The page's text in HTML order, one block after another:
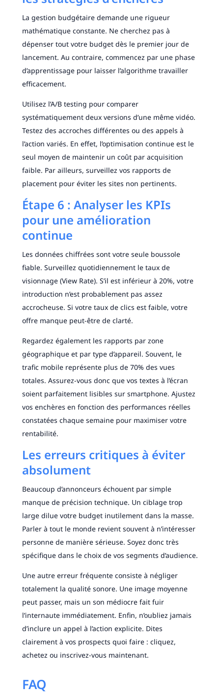
La gestion budgétaire demande une rigueur
mathématique constante. Ne cherchez pas à
dépenser tout votre budget dès le premier jour de
lancement. Au contraire, commencez par une phase
d’apprentissage pour laisser l’algorithme travailler
efficacement.
Utilisez l’A/B testing pour comparer
systématiquement deux versions d’une même vidéo.
Testez des accroches différentes ou des appels à
l’action variés. En effet, l’optimisation continue est le
seul moyen de maintenir un coût par acquisition
faible. Par ailleurs, surveillez vos rapports de
placement pour éviter les sites non pertinents.
Étape 6 : Analyser les KPIs
pour une amélioration
continue
Les données chiffrées sont votre seule boussole
fiable. Surveillez quotidiennement le taux de
visionnage (View Rate). S’il est inférieur à 20%, votre
introduction n’est probablement pas assez
accrocheuse. Si votre taux de clics est faible, votre
offre manque peut-être de clarté.
Regardez également les rapports par zone
géographique et par type d’appareil. Souvent, le
trafic mobile représente plus de 70% des vues
totales. Assurez-vous donc que vos textes à l’écran
soient parfaitement lisibles sur smartphone. Ajustez
vos enchères en fonction des performances réelles
constatées chaque semaine pour maximiser votre
rentabilité.
Les erreurs critiques à éviter
absolument
Beaucoup d’annonceurs échouent par simple
manque de précision technique. Un ciblage trop
large dilue votre budget inutilement dans la masse.
Parler à tout le monde revient souvent à n’intéresser
personne de manière sérieuse. Soyez donc très
spécifique dans le choix de vos segments d’audience.
Une autre erreur fréquente consiste à négliger
totalement la qualité sonore. Une image moyenne
peut passer, mais un son médiocre fait fuir
l’internaute immédiatement. Enfin, n’oubliez jamais
d’inclure un appel à l’action explicite. Dites
clairement à vos prospects quoi faire : cliquez,
achetez ou inscrivez-vous maintenant.
FAQ